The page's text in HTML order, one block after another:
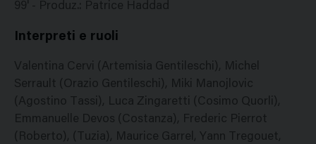
99' - Produz.: Patrice Haddad
Interpreti e ruoli
Valentina Cervi (Artemisia Gentileschi), Michel
Serrault (Orazio Gentileschi), Miki Manojlovic
(Agostino Tassi), Luca Zingaretti (Cosimo Quorli),
Emmanuelle Devos (Costanza), Frederic Pierrot
(Roberto), (Tuzia), Maurice Garrel, Yann Tregouet,